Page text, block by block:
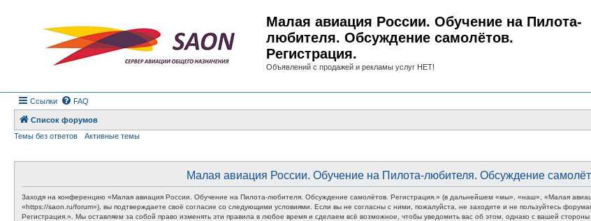
Малая авиация России. Обучение на Пилота-
любителя. Обсуждение самолётов.
Регистрация.
Объявлений с продажей и рекламы услуг НЕТ!
Ссылки FAQ
Список форумов
Темы без ответов
Активные темы
Малая авиация России. Обучение на Пилота-любителя. Обсуждение
Заходя на конференцию «Малая авиация России. Обучение на Пилота-любителя. Обсуждение самолётов. Регистрация.» (в дальнейшем «мы», «наш», «Малая
«https://saon.ru/forum»), вы подтверждаете своё согласие со следующими условиями. Если вы не согласны с ними, пожалуйста, не заходите и не пользуйтесь
Регистрация.». Мы оставляем за собой право изменять эти правила в любое время и сделаем всё возможное, чтобы уведомить вас об этом, однако с вашей